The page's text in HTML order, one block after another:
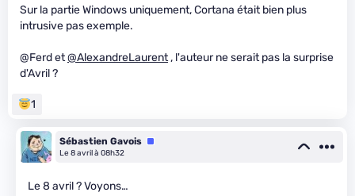
Sur la partie Windows uniquement, Cortana était bien plus
intrusive pas exemple.
@Ferd et@AlexandreLaurent, l'auteur ne serait pas la surprise
d'Avril ?
1
Sébastien Gavois Équipe
Le 8 avril à 08h32
Le 8 avril ? Voyons…